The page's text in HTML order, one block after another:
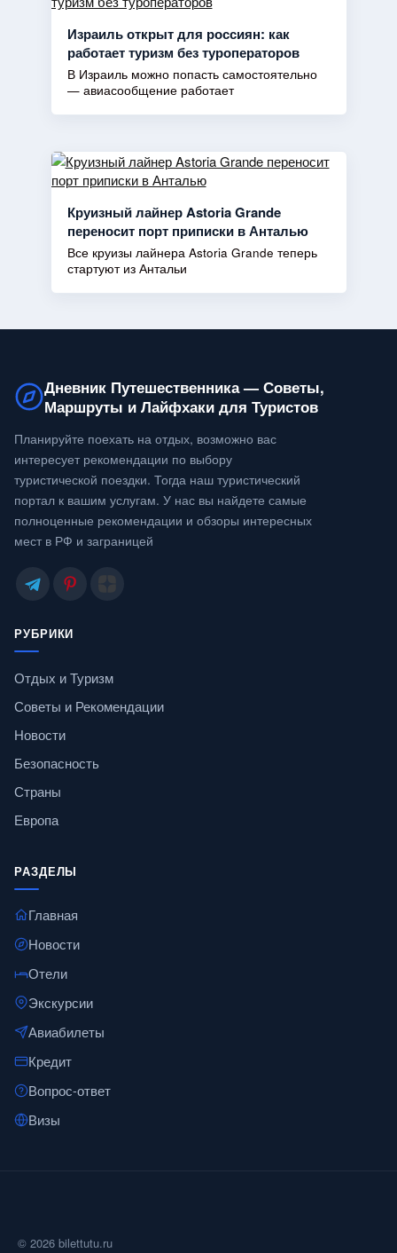
Израиль открыт для россиян: как
работает туризм без туроператоров
В Израиль можно попасть самостоятельно
— авиасообщение работает
Круизный лайнер Astoria Grande
переносит порт приписки в Анталью
Все круизы лайнера Astoria Grande теперь
стартуют из Антальи
Дневник Путешественника — Советы,
Маршруты и Лайфхаки для Туристов
Планируйте поехать на отдых, возможно вас
интересует рекомендации по выбору
туристической поездки. Тогда наш туристический
портал к вашим услугам. У нас вы найдете самые
полноценные рекомендации и обзоры интересных
мест в РФ и заграницей
РУБРИКИ
Отдых и Туризм
Советы и Рекомендации
Новости
Безопасность
Страны
Европа
РАЗДЕЛЫ
Главная
Новости
Отели
Экскурсии
Авиабилеты
Кредит
Вопрос-ответ
Визы
© 2026 bilettutu.ru